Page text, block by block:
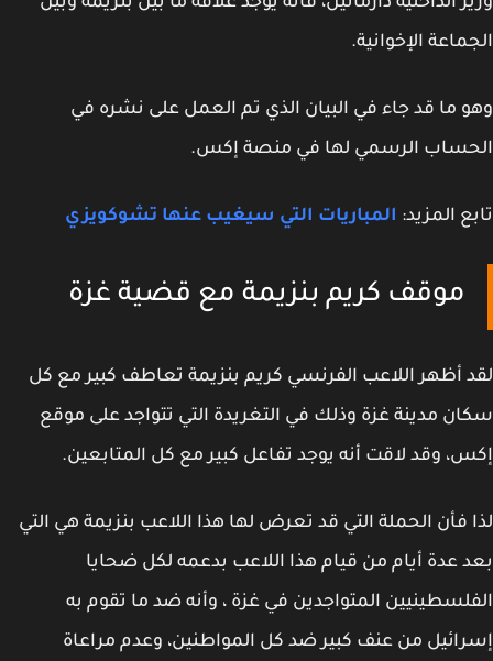
الإخوانية.
ما قد جاء في البيان الذي تم العمل على نشره في
الرسمي لها في منصة إكس.
المزيد:المباريات التي سيغيب عنها تشوكويزي
موقف كريم بنزيمة مع قضية غزة
أظهر اللاعب الفرنسي كريم بنزيمة تعاطف كبير مع كل
مدينة غزة وذلك في التغريدة التي تتواجد على موقع
وقد لاقت أنه يوجد تفاعل كبير مع كل المتابعين.
فأن الحملة التي قد تعرض لها هذا اللاعب بنزيمة هي التي
عدة أيام من قيام هذا اللاعب بدعمه لكل ضحايا
المتواجدين في غزة ، وأنه ضد ما تقوم به
من عنف كبير ضد كل المواطنين، وعدم مراعاة